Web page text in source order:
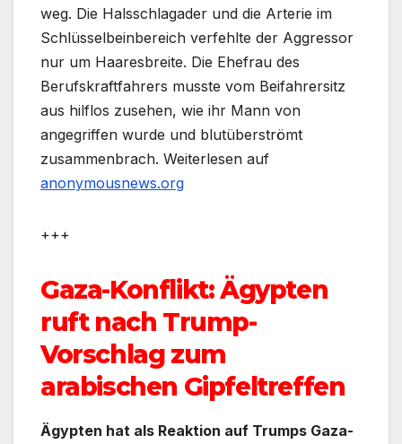
weg. Die Halsschlagader und die Arterie im
Schlüsselbeinbereich verfehlte der Aggressor
nur um Haaresbreite. Die Ehefrau des
Berufskraftfahrers musste vom Beifahrersitz
aus hilflos zusehen, wie ihr Mann von
angegriffen wurde und blutüberströmt
zusammenbrach. Weiterlesen auf
anonymousnews.org
+++
Gaza-Konflikt: Ägypten
ruft nach Trump-
Vorschlag zum
arabischen Gipfeltreffen
Ägypten hat als Reaktion auf Trumps Gaza-